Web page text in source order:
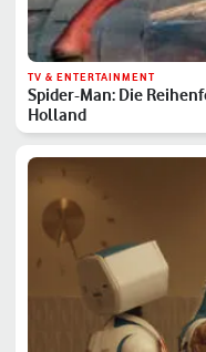
TV & ENTERTAINMENT
Spider-Man: Die
Holland